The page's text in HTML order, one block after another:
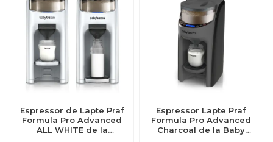
Espressor de Lapte Praf
Formula Pro Advanced
ALL WHITE de la
BabyBrezza
Espressor Lapte Praf
Formula Pro Advanced
Charcoal de la Baby